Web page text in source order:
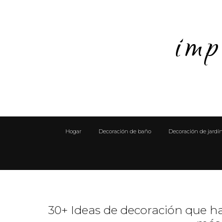
Hogar Decoración de baño Decoración de
30+ Ideas de decoración que